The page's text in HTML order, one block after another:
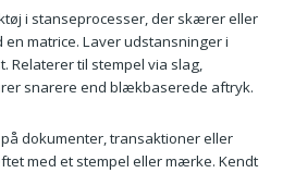
i stanseprocesser, der skærer eller
matrice. Laver udstansninger i
Relaterer til stempel via slag,
snarere end blækbaserede aftryk.
dokumenter, transaktioner eller
med et stempel eller mærke. Kendt